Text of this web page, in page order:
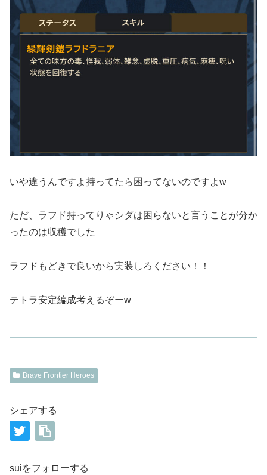
いや違うんですよ持ってたら困ってないのですよw
ただ、ラフド持ってりゃシダは困らないと言うことが分か
ったのは収穫でした
ラフドもどきで良いから実装しろください！！
テトラ安定編成考えるぞーw
Brave Frontier Heroes
シェアする
suiをフォローする